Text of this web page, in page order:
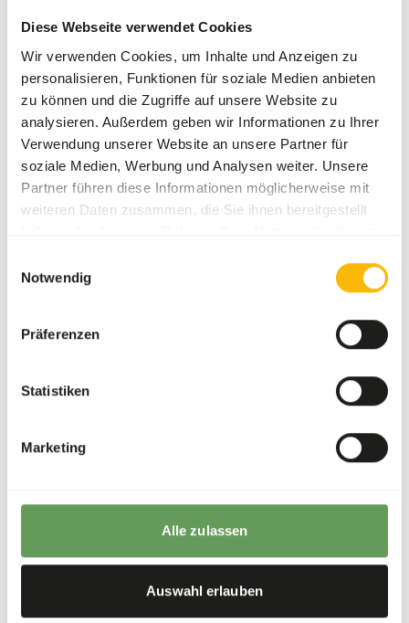
Diese Webseite verwendet Cookies
Wir verwenden Cookies, um Inhalte und Anzeigen zu
personalisieren, Funktionen für soziale Medien anbieten
zu können und die Zugriffe auf unsere Website zu
analysieren. Außerdem geben wir Informationen zu Ihrer
Verwendung unserer Website an unsere Partner für
soziale Medien, Werbung und Analysen weiter. Unsere
Partner führen diese Informationen möglicherweise mit
weiteren Daten zusammen, die Sie ihnen bereitgestellt
Notwendig
Präferenzen
Statistiken
Marketing
Alle zulassen
Auswahl erlauben
Über dieses Produkt
• DK Trainings Biscuits L is a complementary feed for a
variety of animals. Designed to be used for trainings
purposes and enrichment. • Suitable for a wide variety of
animals such as elephants, rhinos, primates etc. • Designed
vitamin and mineral levels in the main diet. • No synthetic
products are used to colour the product. • Much healthier
zoos.
Produktdatenblatt
trainingsbiscuit.
Auch interessant